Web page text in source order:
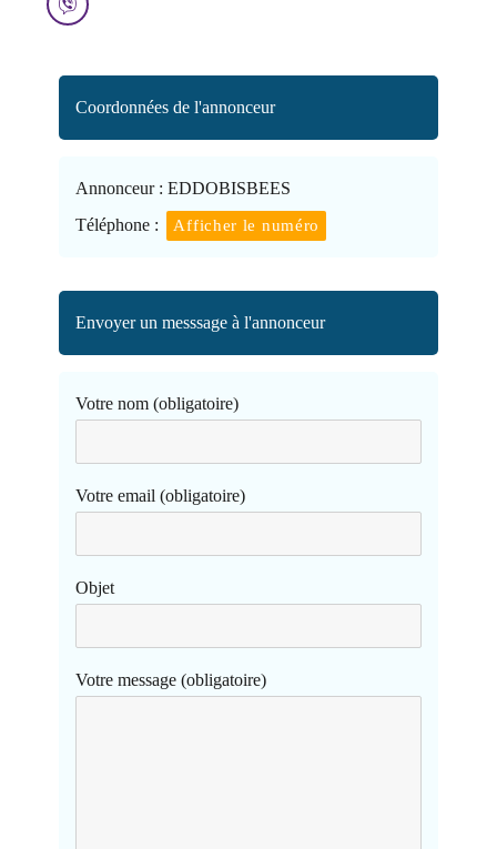
Coordonnées de l'annonceur
Annonceur : EDDOBISBEES
Téléphone :
Afficher le numéro
Envoyer un messsage à l'annonceur
Votre nom (obligatoire)
Votre email (obligatoire)
Objet
Votre message (obligatoire)